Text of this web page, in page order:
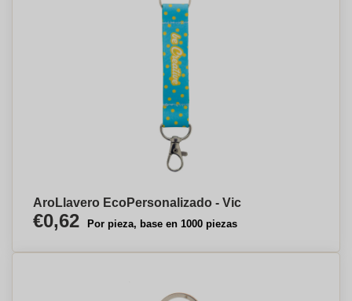
AroLlavero EcoPersonalizado - Vic
€0,62 Por pieza, base en 1000 piezas